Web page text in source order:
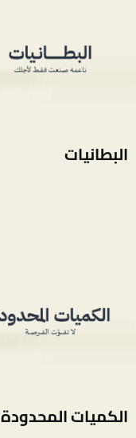
البطانيات
الكميات المحدودة